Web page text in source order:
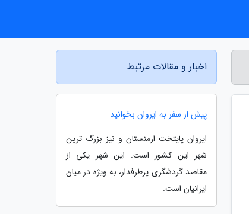
اخبار و مقالات مرتبط
پیش از سفر به ایروان بخوانید
ایروان پایتخت ارمنستان و نیز بزرگ ترین
شهر این کشور است. این شهر یکی از
مقاصد گردشگری پرطرفدار، به ویژه در میان
ایرانیان است.